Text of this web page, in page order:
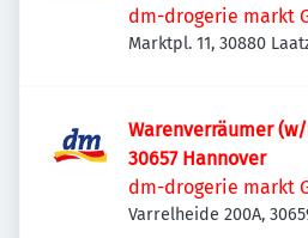
dm-drogerie markt
Marktpl. 11, 30880
Warenverräumer
30657 Hannover
dm-drogerie markt
Varrelheide 200A,